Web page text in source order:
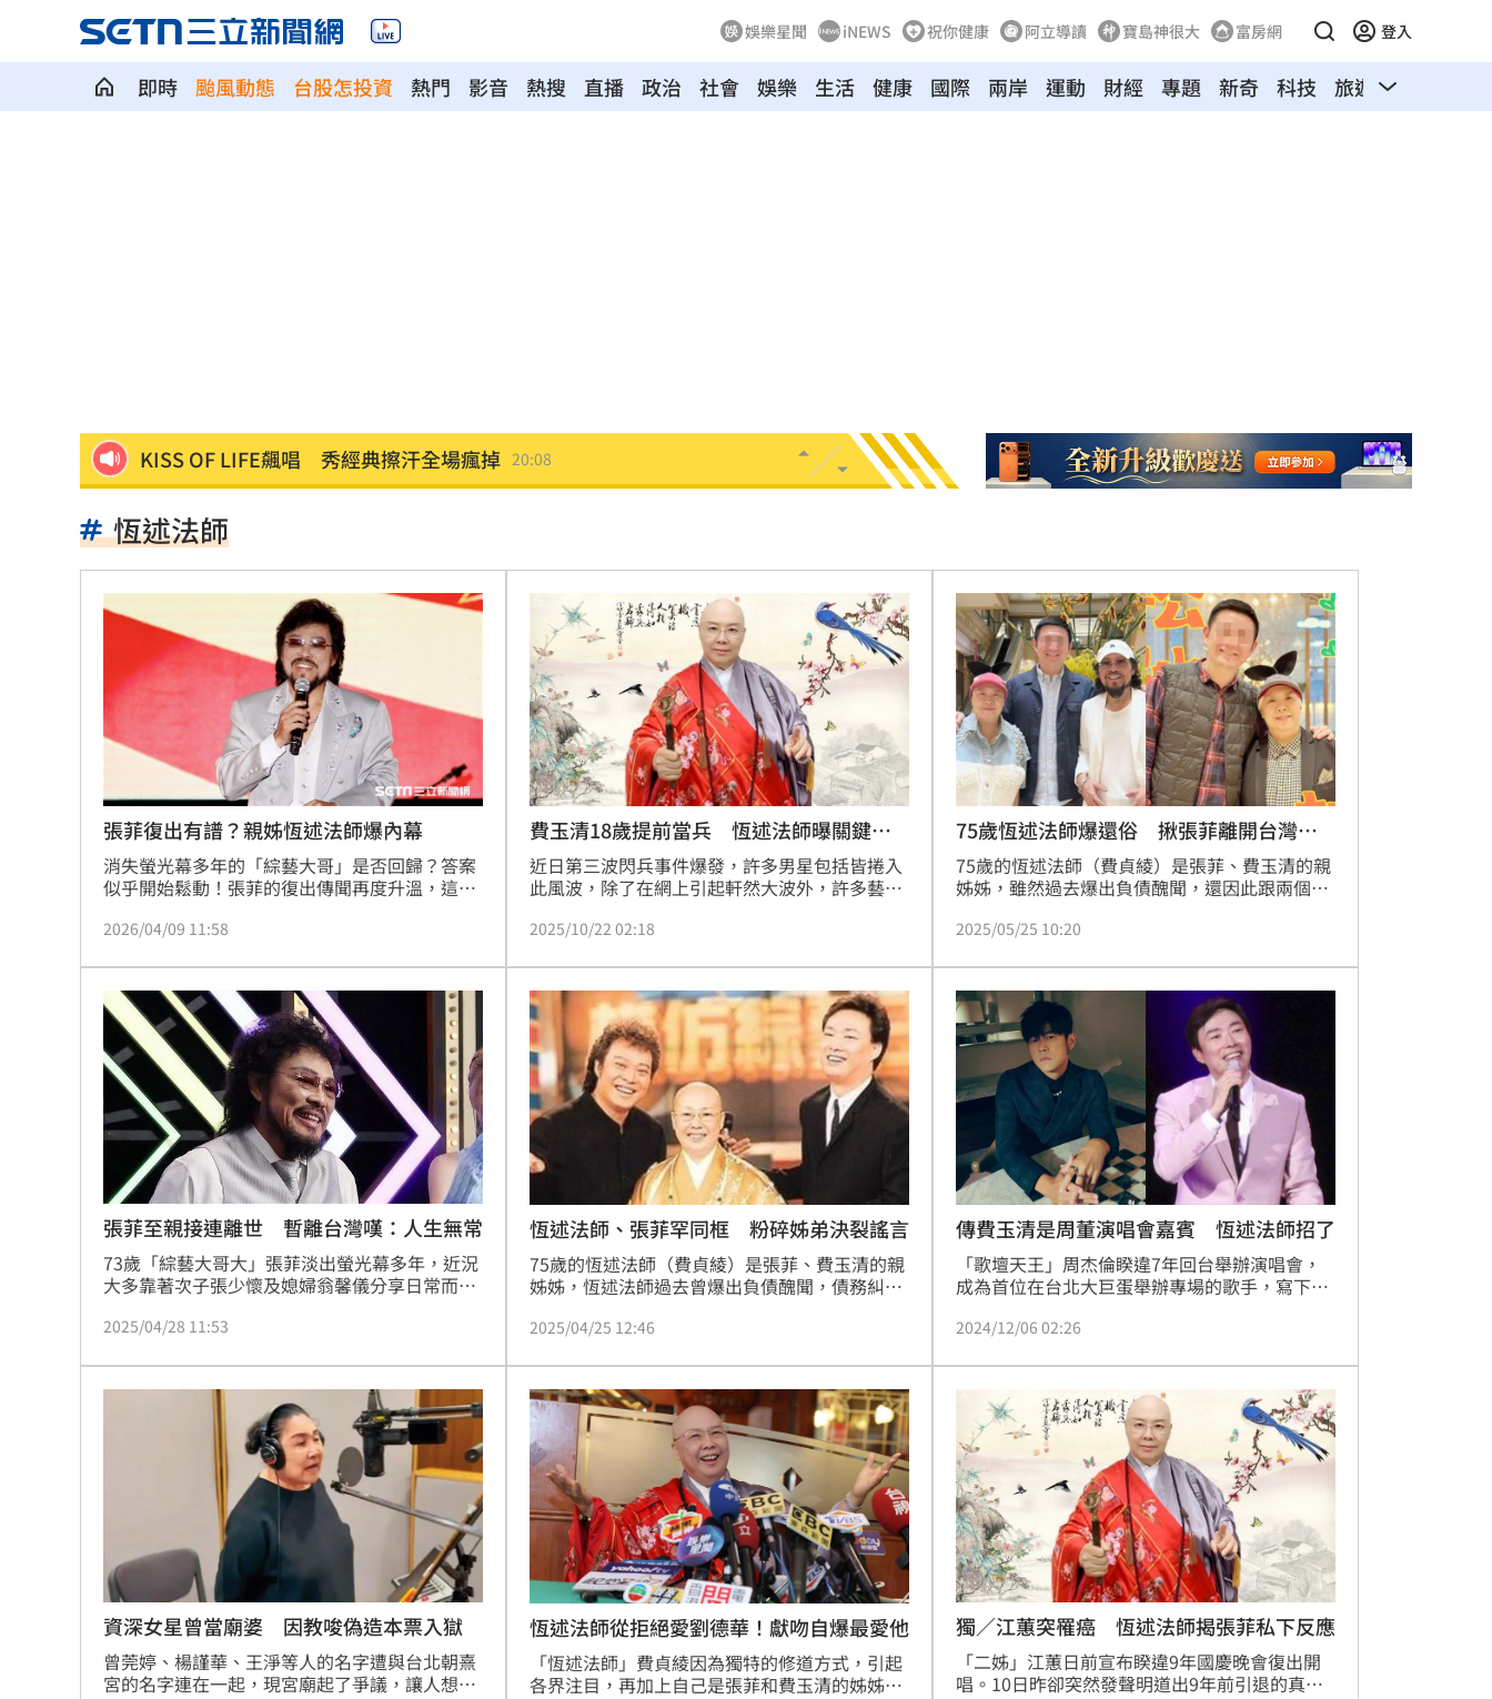
娛樂星聞 iNEWS 祝你健康 阿立導讀 寶島神很大 富房網 登入
即時 颱風動態 台股怎投資 熱門 影音 熱搜 直播 政治 社會 娛樂 生活 健康 國際 兩岸 運動 財經 專題 新奇 科技 旅遊 汽車
KISS OF LIFE飆唱 秀經典擦汗全場瘋掉 20:08
禾伸堂、南電出關日 處置股新規風險曝
平野惠一率兄弟奪171勝 中職最多勝外教 19:56
女股神加碼狂掃台積電！外媒揭全因這巨頭 19:53
想吃清淡！他搭機點「這特殊餐」傻眼了 19:51
買房3年才知「蜘蛛人住我家」屋主超傻眼 19:47
生日變親人忌日！直升機慶祝墜機4人罹難 19:47
台中小五童遭同學踢下體腫2倍大 判賠金曝 19:42
粉絲輕生後首露面！西村力演唱會狀態超好 19:33
阿信慘跌 親洩言承旭吳建豪周渝民真面目 19:33
「AI性愛機器人」將問世！聊天還可換姿勢 19:32
SBS歌謠大戰開播30分鐘傳災情！粉絲崩潰 19:28
羅戈8局失1分好投 兄弟火力爆發橫掃雄鷹 19:24
台灣彩券開獎直播中 20:31
LIVE三立+24小時直播 15:27
三立iNEWS新聞台線上直播
台彩父親節推新刮刮樂千萬頭獎超「爸」氣 12:00
「拍片人的多重宇宙」職涯論壇9/12登場！ 10:30
8國球員齊聚高雄 Formosa 7s掀足球熱潮 10:00
理想混蛋號召粉絲跨海追星吃美食！ 18:15
恆述法師
張菲復出有譜？親姊恆述法師爆內幕
消失螢光幕多年的「綜藝大哥」是否回歸？答案
似乎開始鬆動！張菲的復出傳聞再度升溫，這回
可能。林宜君
2026/04/09 11:58
費玉清18歲提前當兵 恆述法師曝關鍵主
因
近日第三波閃兵事件爆發，許多男星包括皆捲入
此風波，除了在網上引起軒然大波外，許多藝人
受媒體訪問時，特別提到當年特別為弟弟費玉清
深算」。王芷姍
2025/10/22 02:18
75歲恆述法師爆還俗 揪張菲離開台灣被
拍
75歲的恆述法師（費貞綾）是張菲、費玉清的親
姊姊，雖然過去爆出負債醜聞，還因此跟兩個弟
和張菲一同前往中國，近日疑是表姪發文曝光合
2025/05/25 10:20
張菲至親接連離世 暫離台灣嘆：人生無常
73歲「綜藝大哥大」張菲淡出螢光幕多年，近況
大多靠著次子張少懷及媳婦翁馨儀分享日常而曝
親，坦言新冠疫情期間2、3位至親離世，讓他深
2025/04/28 11:53
恆述法師、張菲罕同框 粉碎姊弟決裂謠言
75歲的恆述法師（費貞綾）是張菲、費玉清的親
姊姊，恆述法師過去曾爆出負債醜聞，債務糾紛
係已好轉，恆述法師還和張菲一同前往大陸安
在要好好珍惜當下。
2025/04/25 12:46
傳費玉清是周董演唱會嘉賓 恆述法師招了
「歌壇天王」周杰倫睽違7年回台舉辦演唱會，
成為首位在台北大巨蛋舉辦專場的歌手，寫下歷
江蕙也讓粉絲又驚又喜，甚至還有網友點名其餘
在內，對此，恆述法師全說了。蔡佩伶報導
2024/12/06 02:26
資深女星曾當廟婆 因教唆偽造本票入獄
曾莞婷、楊謹華、王淨等人的名字遭與台北朝熹
宮的名字連在一起，現宮廟起了爭議，讓人想起
恆述法師從拒絕愛劉德華！獻吻自爆最愛他
「恆述法師」費貞綾因為獨特的修道方式，引起
各界注目，再加上自己是張菲和費玉清的姊姊，
獨／江蕙突罹癌 恆述法師揭張菲私下反應
「二姊」江蕙日前宣布睽違9年國慶晚會復出開
唱。10日昨卻突然發聲明道出9年前引退的真正